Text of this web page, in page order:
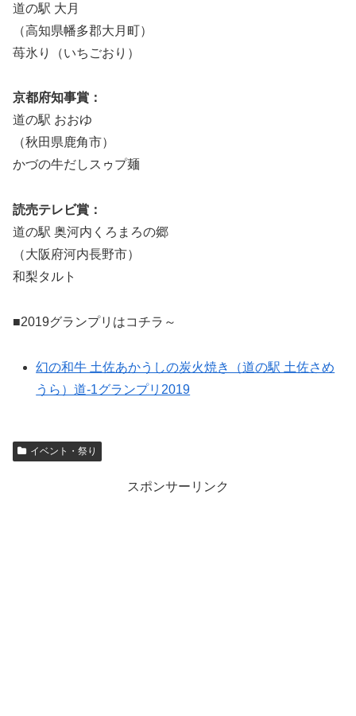
道の駅 大月
（高知県幡多郡大月町）
苺氷り（いちごおり）
京都府知事賞：
道の駅 おおゆ
（秋田県鹿角市）
かづの牛だしスゥプ麺
読売テレビ賞：
道の駅 奥河内くろまろの郷
（大阪府河内長野市）
和梨タルト
■2019グランプリはコチラ～
幻の和牛 土佐あかうしの炭火焼き（道の駅 土佐さめ
うら）道-1グランプリ2019
イベント・祭り
スポンサーリンク